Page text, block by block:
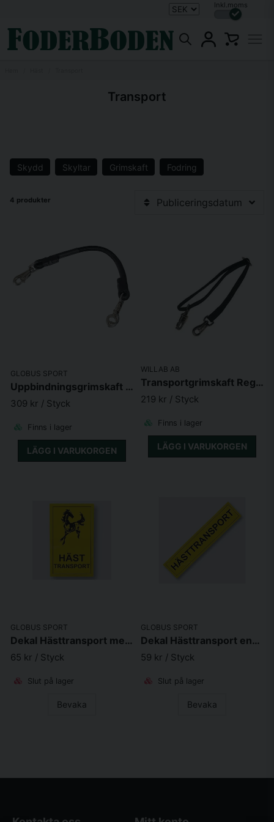
Inkl.moms
Transport
Skydd Skyltar Grimskaft Fodring
4 produkter Publiceringsdatum
GLOBUS SPORT
Uppbindningsgrimskaft Elastiskt
309 kr / Styck
Finns i lager
LÄGG I VARUKORGEN
WILLAB AB
Transportgrimskaft Reglerbart m. panikhake Svart
219 kr / Styck
Finns i lager
LÄGG I VARUKORGEN
GLOBUS SPORT
Dekal Hästtransport med häst 30x50cm
65 kr / Styck
Slut på lager
Bevaka
GLOBUS SPORT
Dekal Hästtransport endast text 90x20cm
59 kr / Styck
Slut på lager
Bevaka